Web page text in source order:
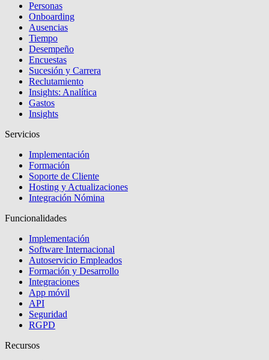
Personas
Onboarding
Ausencias
Tiempo
Desempeño
Encuestas
Sucesión y Carrera
Reclutamiento
Insights: Analítica
Gastos
Insights
Servicios
Implementación
Formación
Soporte de Cliente
Hosting y Actualizaciones
Integración Nómina
Funcionalidades
Implementación
Software Internacional
Autoservicio Empleados
Formación y Desarrollo
Integraciones
App móvil
API
Seguridad
RGPD
Recursos